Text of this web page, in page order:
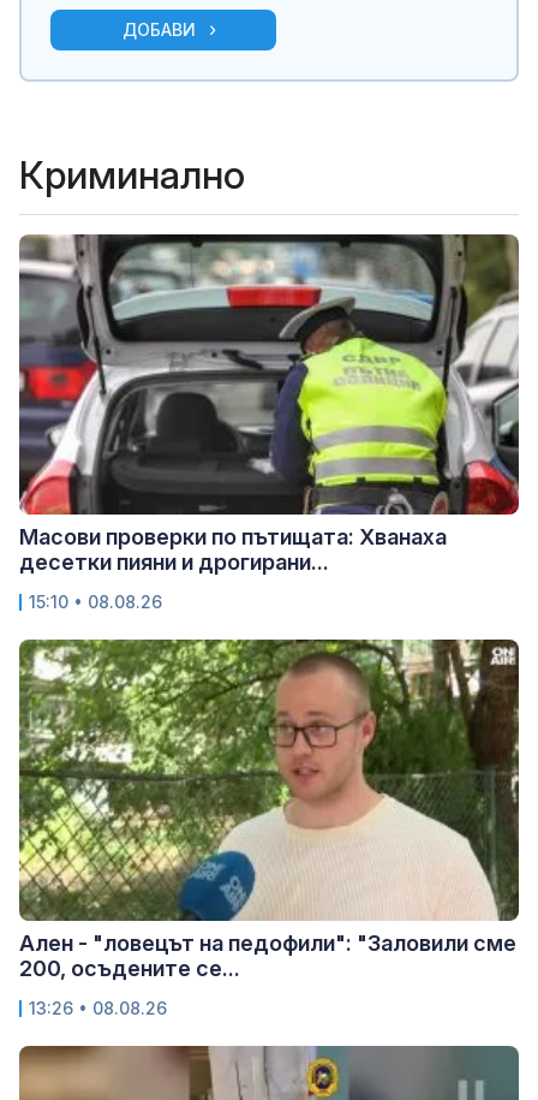
ДОБАВИ
Криминално
Масови проверки по пътищата: Хванаха
десетки пияни и дрогирани...
15:10 • 08.08.26
Ален - "ловецът на педофили": "Заловили сме
200, осъдените се...
13:26 • 08.08.26